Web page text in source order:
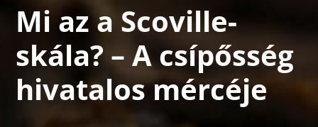
Mi az a Scoville-
skála? – A csípősség
hivatalos mércéje